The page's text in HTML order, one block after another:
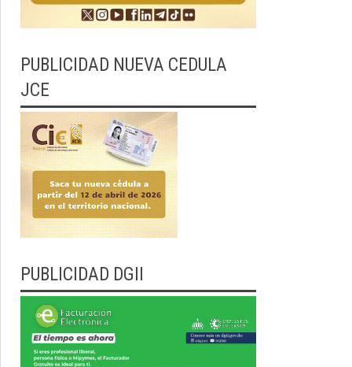
PUBLICIDAD NUEVA CEDULA
JCE
PUBLICIDAD DGII